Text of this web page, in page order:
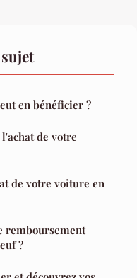
en bénéficier ?
de votre
de votre voiture en
remboursement
?